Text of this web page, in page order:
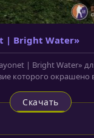
| Bright Water»
| Bright Water»
которого окрашено
Скачать